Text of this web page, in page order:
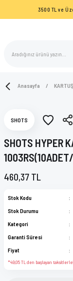
3500 TL ve
Anasayfa
SHOTS
SHOTS HYPER
460,37 TL
Stok Kodu
Stok Durumu
Kategori
Garanti Süresi
Fiyat
*49,05 TL den başlayan